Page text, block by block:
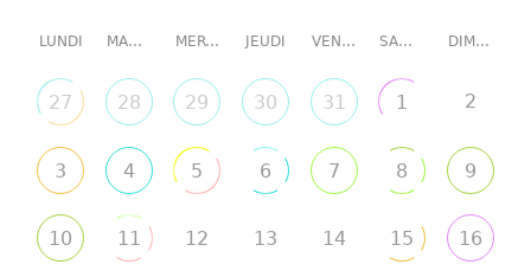
LUNDI MARDI MERCREDI JEUDI VENDREDI SAMEDI DIMANCHE
27 28 29 30 31 1 2
3 4 5 6 7 8 9
10 11 12 13 14 15 16